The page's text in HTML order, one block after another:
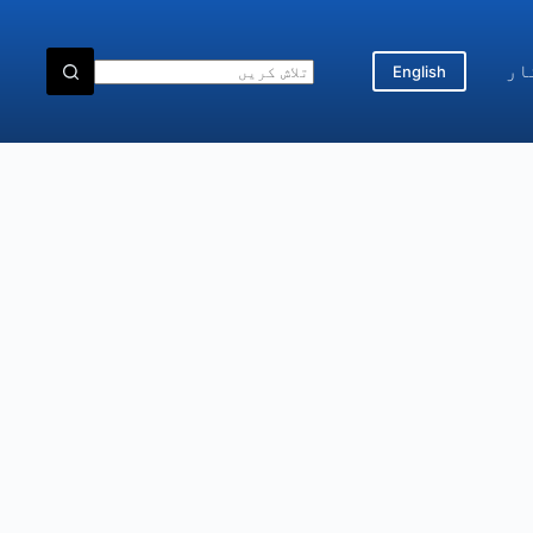
English